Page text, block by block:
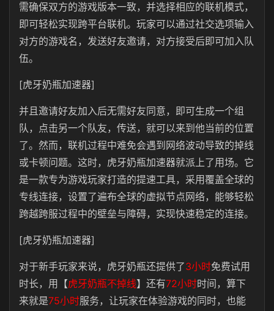
需确保双方的游戏版本一致，并选择相应的联机模式，
即可轻松实现跨平台联机。玩家可以通过社交选项输入
对方的游戏名，发送好友邀请，对方接受后即可加入队
伍。
[虎牙奶瓶加速器]
并且邀请好友加入后无需好友同意，即可生成一个组
队，点击另一个队友，传送，就可以来到他当前的位置
了。然而，联机过程中难免会遇到网络波动导致的掉线
或卡顿问题。这时，虎牙奶瓶加速器就派上了用场。它
是一款专为游戏玩家打造的提速工具，采用覆盖全球的
专线连接，设置了遍布全球的虚拟节点网络，能够轻松
跨越跨服过程中的壁垒与障碍，实现快速稳定的连接。
[虎牙奶瓶加速器]
对于新手玩家来说，虎牙奶瓶还提供了3小时免费试用
时长，用【虎牙奶瓶不掉线】还有72小时时间，算下
来就是75小时服务，让玩家在体验游戏的同时，也能